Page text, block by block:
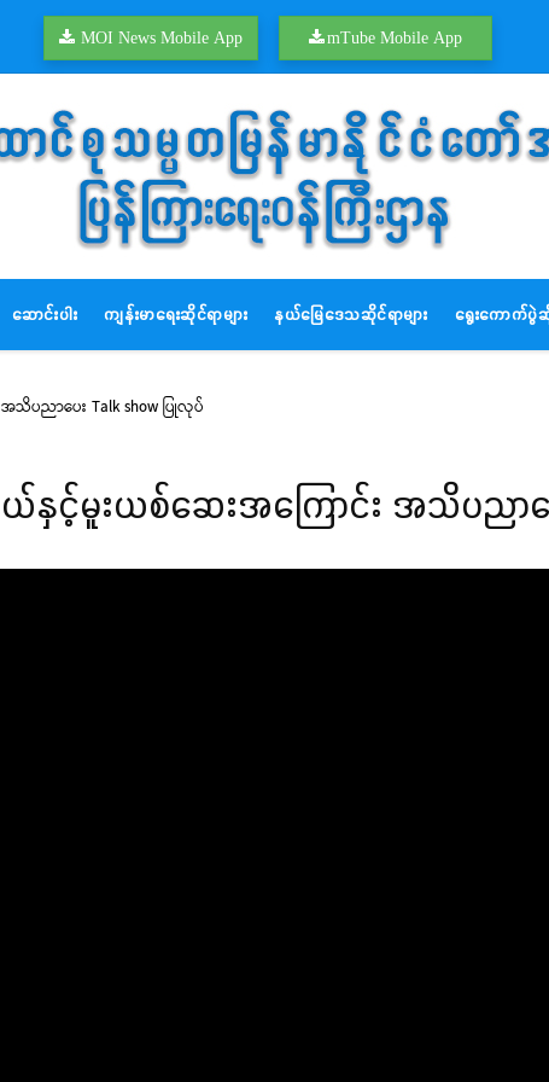
MOI News Mobile App mTube Mobile App
ဆောင်းပါး ကျန်းမာရေးဆိုင်ရာများ နယ်မြေဒေသဆိုင်ရာများ ရွေးကောက်ပွဲဆို
ပညာပေး Talk show ပြုလုပ်
င့်မူးယစ်ဆေးအကြောင်း အသိပညာပ